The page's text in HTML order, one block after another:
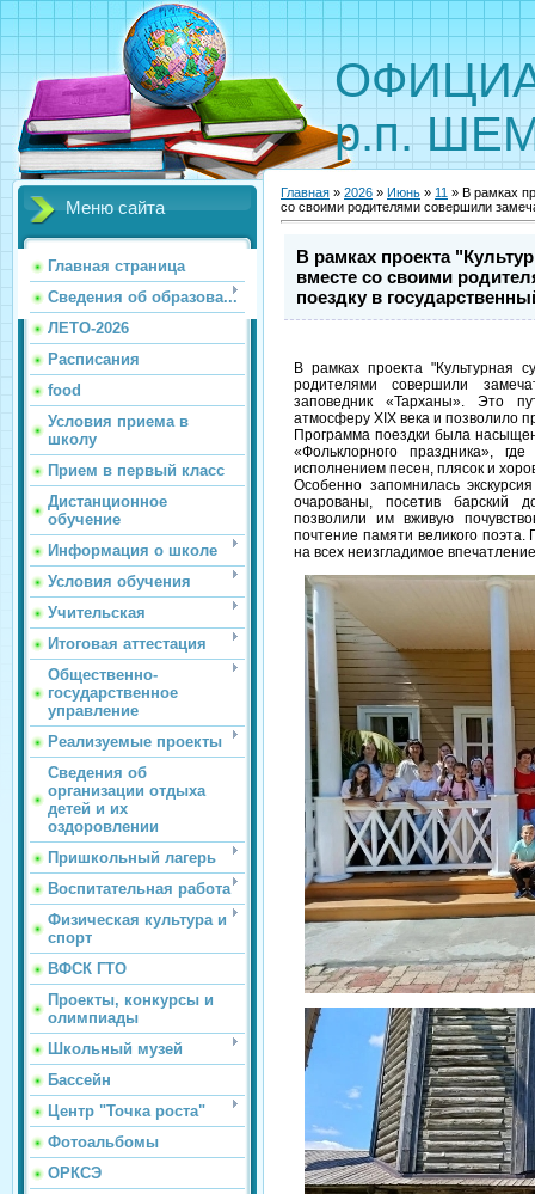
р.п.
Меню сайта
Главная страница
Сведения об образова...
ЛЕТО-2026
Расписания
food
Условия приема в
школу
Прием в первый класс
Дистанционное
обучение
Информация о школе
Условия обучения
Учительская
Итоговая аттестация
Общественно-
государственное
управление
Реализуемые проекты
Сведения об
организации отдыха
детей и их
оздоровлении
Пришкольный лагерь
Воспитательная работа
Физическая культура и
спорт
ВФСК ГТО
Проекты, конкурсы и
олимпиады
Школьный музей
Бассейн
Центр "Точка роста"
Фотоальбомы
ОРКСЭ
Главная » 2026 » Июнь » 11 » В рамках
со своими родителями совершили
В рамках проекта
вместе со своими
поездку в
В рамках проекта "Культурная
родителями совершили
заповедник «Тарханы». Это
атмосферу XIX века и позволило
Программа поездки была
«Фольклорного праздника»,
исполнением песен, плясок и
Особенно запомнилась
очарованы, посетив барский
позволили им вживую
почтение памяти великого
на всех неизгладимое